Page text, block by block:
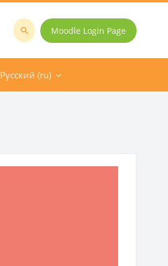
Поиск
Moodle Login Page
Русский ‎(ru)‎